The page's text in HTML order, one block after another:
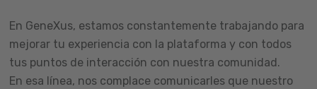
En GeneXus, estamos constantemente trabajando para
mejorar tu experiencia con la plataforma y con todos
tus puntos de interacción con nuestra comunidad.
En esa línea, nos complace comunicarles que nuestro